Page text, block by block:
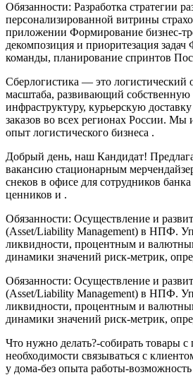
Обязанности: Разработка стратегии
персонализированной витрины
приложении Формирование бизнес-
декомпозиция и приоритезация
команды, планирование спринтов
Сберлогистика — это логистический
масштаба, развивающий собственную
инфраструктуру, курьерскую
заказов во всех регионах России. Мы
опыт логистического бизнеса .
Добрый день, наш Кандидат!
вакансию стационарным
снеков в офисе для сотрудников
ценников и .
Обязанности: Осуществление и
(Asset/Liability Management) в НПФ.
ликвидности, процентным и
динамики значений риск-метрик,
Обязанности: Осуществление и
(Asset/Liability Management) в НПФ.
ликвидности, процентным и
динамики значений риск-метрик,
Что нужно делать?-собирать товары с
необходимости связываться с
у дома-без опыта работы-